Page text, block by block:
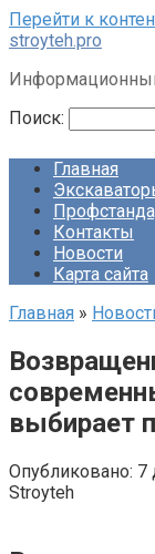
Перейти к
stroyteh.pro
Информационный
Поиск:
Главная
Контакты
Новости
Карта сайта
Главная »
выбирает
Опубликовано: 7
Stroyteh